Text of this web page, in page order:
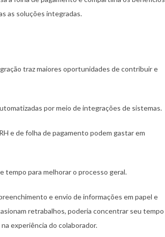
as soluções integradas.
traz maiores oportunidades de contribuir e
por meio de integrações de sistemas.
e de folha de pagamento podem gastar em
para melhorar o processo geral.
e envio de informações em papel e
retrabalhos, poderia concentrar seu tempo
experiência do colaborador.